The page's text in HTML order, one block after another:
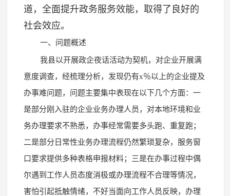
道，全面提升政务服务效能，取得了良好的
社会效应。
一、问题概述
我县以开展政企夜话活动为契机，对企业开展满
意度调查，经梳理分析，发现仍有x％以上的企业提及
办事难问题，问题主要集中表现在以下几个方面：一
是部分刚入驻的企业业务办理人员，对本地环境和业
务办理要求不熟悉，办事经常需要多头跑、重复跑；
二是部分日常性业务办理流程仍然繁琐复杂，服务窗
口要求提供多种表格申报材料；三是在办事过程中偶
尔遇到工作人员态度消极或办理流程不合理等情况，
害怕引起抵触情绪，不好当面向工作人员反映，办理